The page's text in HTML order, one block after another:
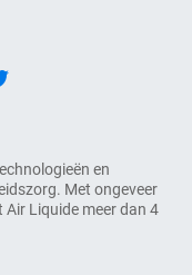
en
Met ongeveer
Liquide meer dan 4